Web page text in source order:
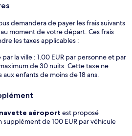
demandera de payer les frais suivants
moment de votre départ. Ces frais
les taxes applicables :
la ville : 1.00 EUR par personne et par
de 30 nuits. Cette taxe ne
enfants de moins de 18 ans.
navette aéroport est proposé
supplément de 100 EUR par véhicule